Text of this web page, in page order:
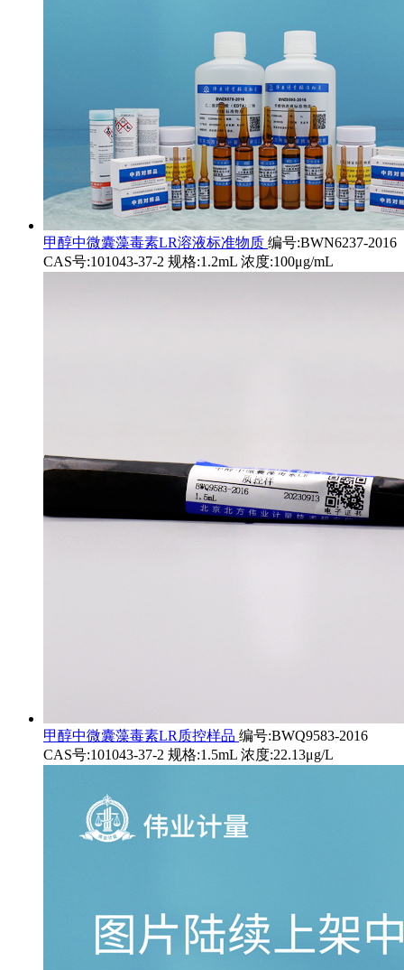
甲醇中微囊藻毒素LR溶液标准物质 编号:BWN6237-2016
CAS号:101043-37-2 规格:1.2mL 浓度:100μg/mL
甲醇中微囊藻毒素LR质控样品 编号:BWQ9583-2016
CAS号:101043-37-2 规格:1.5mL 浓度:22.13μg/L